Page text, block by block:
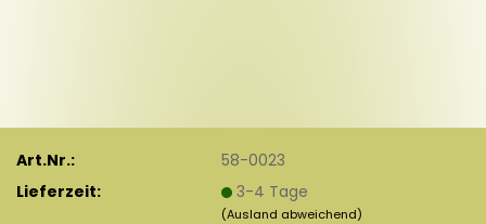
Art.Nr.:
58-0023
Lieferzeit:
3-4 Tage
(Ausland abweichend)